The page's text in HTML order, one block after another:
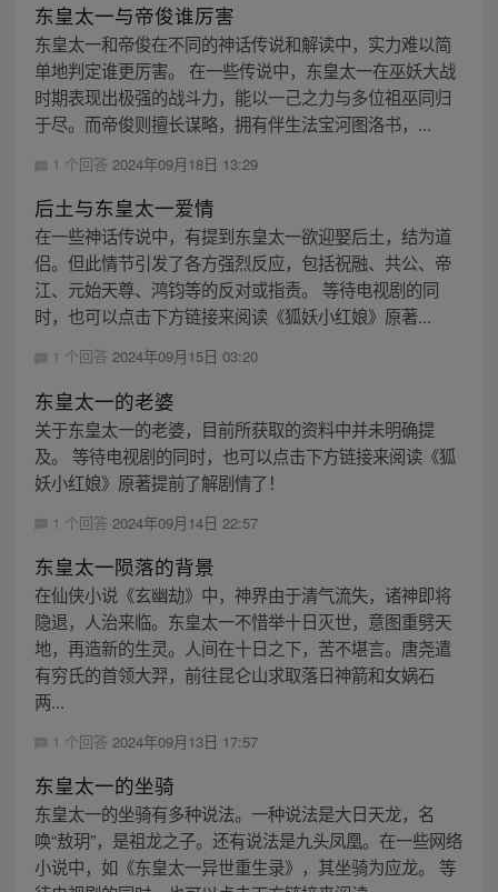
东皇太一与帝俊谁厉害
东皇太一和帝俊在不同的神话传说和解读中，实力难以简
单地判定谁更厉害。 在一些传说中，东皇太一在巫妖大战
时期表现出极强的战斗力，能以一己之力与多位祖巫同归
于尽。而帝俊则擅长谋略，拥有伴生法宝河图洛书，...
1 个回答 2024年09月18日 13:29
后土与东皇太一爱情
在一些神话传说中，有提到东皇太一欲迎娶后土，结为道
侣。但此情节引发了各方强烈反应，包括祝融、共公、帝
江、元始天尊、鸿钧等的反对或指责。 等待电视剧的同
时，也可以点击下方链接来阅读《狐妖小红娘》原著...
1 个回答 2024年09月15日 03:20
东皇太一的老婆
关于东皇太一的老婆，目前所获取的资料中并未明确提
及。 等待电视剧的同时，也可以点击下方链接来阅读《狐
妖小红娘》原著提前了解剧情了！
1 个回答 2024年09月14日 22:57
东皇太一陨落的背景
在仙侠小说《玄幽劫》中，神界由于清气流失，诸神即将
隐退，人治来临。东皇太一不惜举十日灭世，意图重劈天
地，再造新的生灵。人间在十日之下，苦不堪言。唐尧遣
有穷氏的首领大羿，前往昆仑山求取落日神箭和女娲石
两...
1 个回答 2024年09月13日 17:57
东皇太一的坐骑
东皇太一的坐骑有多种说法。一种说法是大日天龙，名
唤“敖玥”，是祖龙之子。还有说法是九头凤凰。在一些网络
小说中，如《东皇太一异世重生录》，其坐骑为应龙。 等